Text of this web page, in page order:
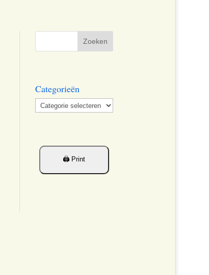
Categorieën
Categorieën